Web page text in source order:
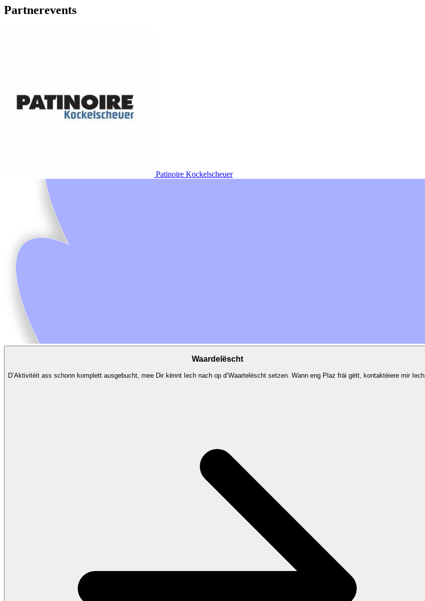
Partnerevents
Patinoire Kockelscheuer
Waardelëscht
D’Aktivitéit ass schonn komplett ausgebucht, mee Dir kënnt Iech nach op d’Waartelëscht setzen. Wann eng Plaz fräi gëtt, kontaktéiere mir Iech.